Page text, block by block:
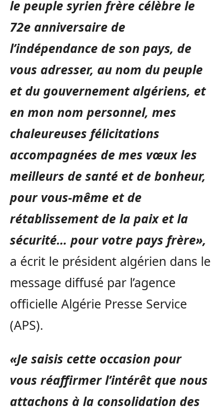
le peuple syrien frère célèbre le
72e anniversaire de
l’indépendance de son pays, de
vous adresser, au nom du peuple
et du gouvernement algériens, et
en mon nom personnel, mes
chaleureuses félicitations
accompagnées de mes vœux les
meilleurs de santé et de bonheur,
pour vous-même et de
rétablissement de la paix et la
sécurité… pour votre pays frère»,
a écrit le président algérien dans le
message diffusé par l’agence
officielle Algérie Presse Service
(APS).
«Je saisis cette occasion pour
vous réaffirmer l’intérêt que nous
attachons à la consolidation des